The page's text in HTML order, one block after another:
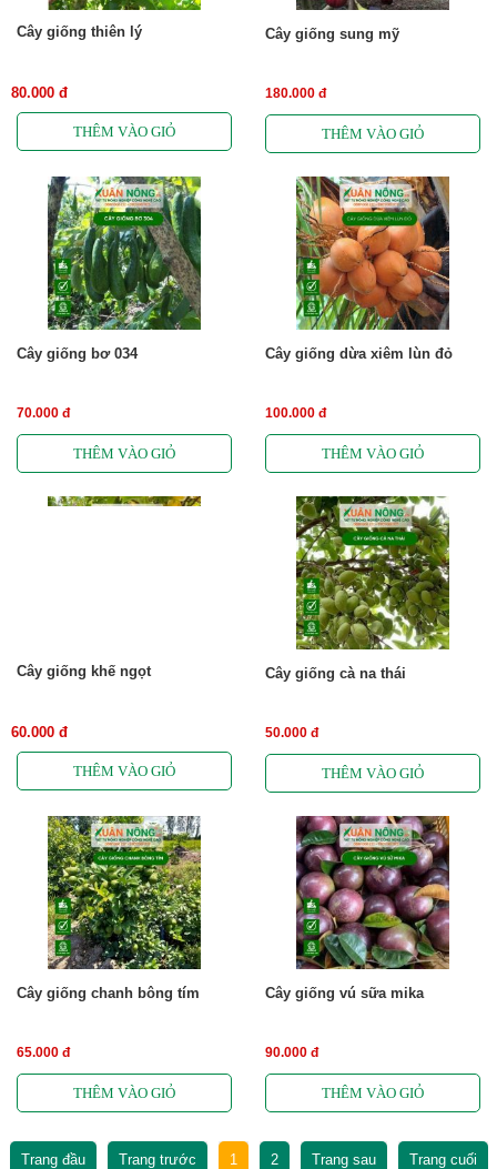
Cây giống thiên lý
80.000 đ
Cây giống sung mỹ
180.000 đ
Cây giống bơ 034
70.000 đ
Cây giống dừa xiêm lùn đỏ
100.000 đ
Cây giống khế ngọt
60.000 đ
Cây giống cà na thái
50.000 đ
Cây giống chanh bông tím
65.000 đ
Cây giống vú sữa mika
90.000 đ
Trang đầu Trang trước 1 2 Trang sau Trang cuối